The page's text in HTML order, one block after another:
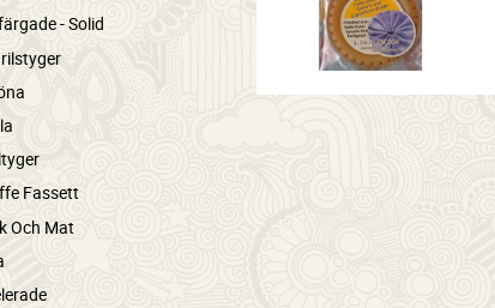
- Solid
Fassett
Och Mat